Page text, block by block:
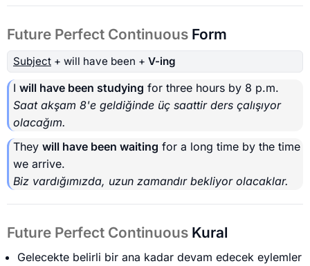
Future Perfect Continuous Form
Subject + will have been + V-ing
I will have been studying for three hours by 8 p.m.
Saat akşam 8'e geldiğinde üç saattir ders çalışıyor
olacağım.
They will have been waiting for a long time by the time
we arrive.
Biz vardığımızda, uzun zamandır bekliyor olacaklar.
Future Perfect Continuous Kural
Gelecekte belirli bir ana kadar devam edecek eylemler